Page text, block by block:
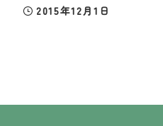
2015年12月1日